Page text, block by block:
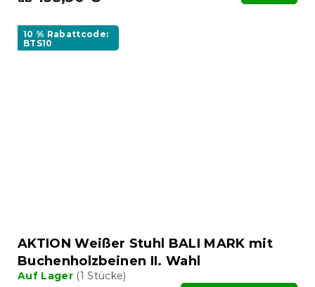
10 % Rabattcode:
BTS10
AKTION Weißer Stuhl BALI MARK mit
Buchenholzbeinen II. Wahl
Auf Lager (1 Stücke)